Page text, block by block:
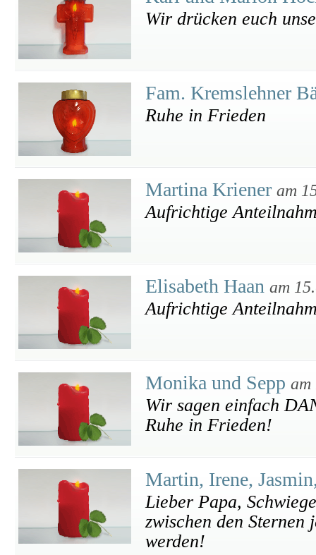
Wir drücken euch
Fam. Kremslehner
Ruhe in Frieden
Martina Kriener am
Aufrichtige
Elisabeth Haan am
Aufrichtige
Monika und Sepp am
Wir sagen einfach
Ruhe in Frieden!
Martin, Irene,
Lieber Papa,
zwischen den Sternen
werden!